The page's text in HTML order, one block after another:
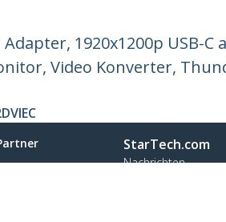
Adapter, 1920x1200p USB-
Video Konverter,
StarTech.com
Nachrichten